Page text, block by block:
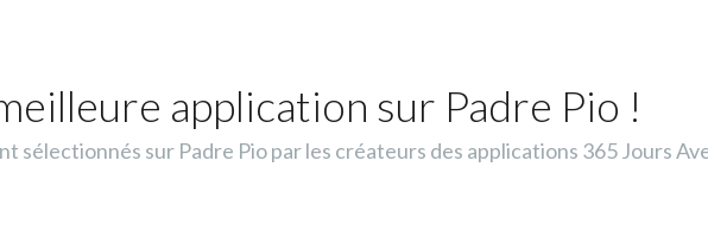
application sur Padre Pio !
sélectionnés sur Padre Pio par les créateurs des applications 365 Jours